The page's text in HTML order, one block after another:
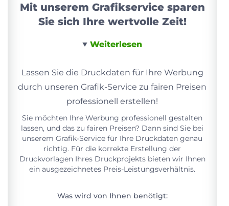
Mit unserem Grafikservice sparen
Sie sich Ihre wertvolle Zeit!
Weiterlesen
Lassen Sie die Druckdaten für Ihre Werbung
durch unseren Grafik-Service zu fairen Preisen
professionell erstellen!
Sie möchten Ihre Werbung professionell gestalten
lassen, und das zu fairen Preisen? Dann sind Sie bei
unserem Grafik-Service für Ihre Druckdaten genau
richtig. Für die korrekte Erstellung der
Druckvorlagen Ihres Druckprojekts bieten wir Ihnen
ein ausgezeichnetes Preis-Leistungsverhältnis.
Was wird von Ihnen benötigt: